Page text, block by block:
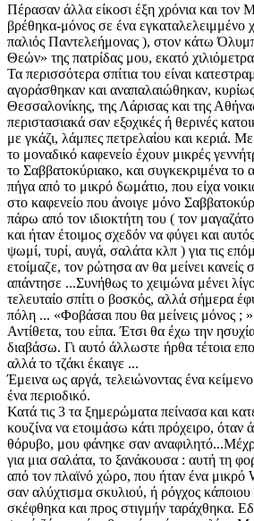
Πέρασαν άλλα είκοσι έξη χρόνια και τον
βρέθηκα-μόνος σε ένα εγκαταλελειμμένο
παλιός Παντελεήμονας ), στον κάτω
Θεών» της πατρίδας μου, εκατό
Τα περισσότερα σπίτια του είναι
αγοράσθηκαν και αναπαλαιώθηκαν,
Θεσσαλονίκης, της Λάρισας και της
περιστασιακά σαν εξοχικές ή θερινές
με γκάζι, λάμπες πετρελαίου και κεριά.
το μοναδικό καφενείο έχουν μικρές
το Σαββατοκύριακο, και συγκεκριμένα το
πήγα από το μικρό δωμάτιο, που είχα
στο καφενείο που άνοιγε μόνο
πάρω από τον ιδιοκτήτη του ( τον
και ήταν έτοιμος σχεδόν να φύγει και
ψωμί, τυρί, αυγά, σαλάτα κλπ ) για τις
ετοίμαζε, τον ρώτησα αν θα μείνει
απάντησε ...Συνήθως το χειμώνα μένει
τελευταίο σπίτι ο βοσκός, αλλά σήμερα
πόλη ... «Φοβάσαι που θα μείνεις μόνος ;
Αντίθετα, του είπα. Έτσι θα έχω την
διαβάσω. Γι αυτό άλλωστε ήρθα τέτοια
αλλά το τζάκι έκαιγε ...
Έμεινα ως αργά, τελειώνοντας ένα
ένα περιοδικό.
Κατά τις 3 τα ξημερώματα πείνασα και
κουζίνα να ετοιμάσω κάτι πρόχειρο, όταν
θόρυβο, μου φάνηκε σαν
για μια σαλάτα, το ξανάκουσα : αυτή τη
από τον πλαϊνό χώρο, που ήταν ένα μικρό
σαν αλύχτισμα σκυλιού, ή ρόγχος κάποιου
σκέφθηκα και προς στιγμήν ταράχθηκα.